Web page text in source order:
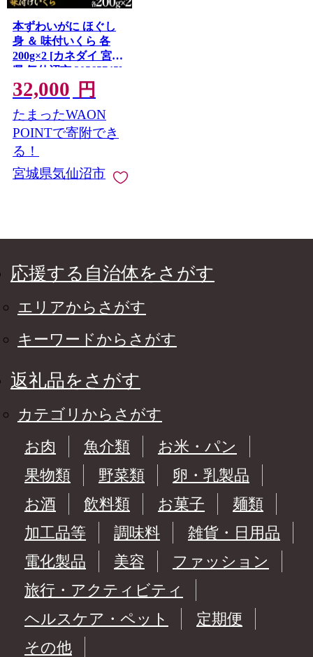
本ずわいがに ほぐし
身 ＆ 味付いくら 各
200g×2 [カネダイ 宮城
県 気仙沼市 20565745]
魚介類 ズワイガニ イ
クラ 海鮮 醤油 ズワイ
カニ ズワイガニ 蟹 ず
わい蟹 ズワイ蟹
32,000 円
たまったWAON
POINTで寄附でき
る！
宮城県気仙沼市
応援する自治体をさがす
エリアからさがす
キーワードからさがす
返礼品をさがす
カテゴリからさがす
お肉
魚介類
お米・パン
果物類
野菜類
卵・乳製品
お酒
飲料類 お菓子
麺類
加工品等
調味料
雑貨・日用品
電化製品
美容
ファッション
旅行・アクティビティ
ヘルスケア・ペット
定期便
その他